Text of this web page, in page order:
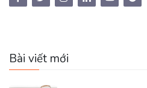
Bài viết mới